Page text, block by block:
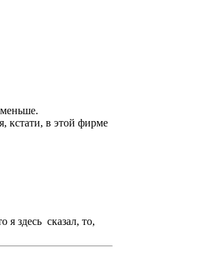
кстати, в этой фирме
я здесь сказал, то,